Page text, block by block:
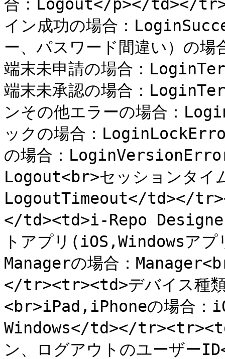
合：Logout</p></td></
イン成功の場合：
ー、パスワード間違い）の
端末未申請の場合：
端末未承認の場合：
ンその他エラーの場合：
ックの場合：
の場合：
Logout<br>セッションタイ
LogoutTimeout</td></
</td><td>i-Repo
トアプリ(iOS,Windowsア
Managerの場合：
</tr><tr><td>デバイス種
<br>iPad,iPhoneの場合：
Windows</td></
ン、ログアウトのユーザ